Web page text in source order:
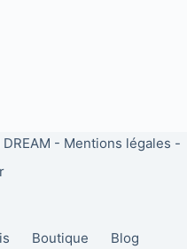
- Mentions légales -
Boutique Blog